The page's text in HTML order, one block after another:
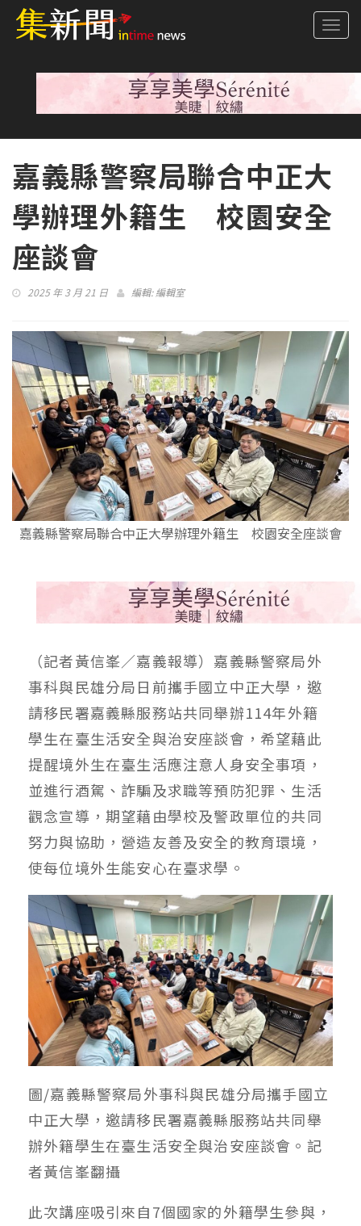
嘉義縣警察局聯合中正大
學辦理外籍生 校園安全
座談會
2025 年 3 月 21 日 編輯:編輯室
嘉義縣警察局聯合中正大學辦理外籍生 校園安全座談會
（記者黃信峯／嘉義報導）嘉義縣警察局外
事科與民雄分局日前攜手國立中正大學，邀
請移民署嘉義縣服務站共同舉辦114年外籍
學生在臺生活安全與治安座談會，希望藉此
提醒境外生在臺生活應注意人身安全事項，
並進行酒駕、詐騙及求職等預防犯罪、生活
觀念宣導，期望藉由學校及警政單位的共同
努力與協助，營造友善及安全的教育環境，
使每位境外生能安心在臺求學。
圖/嘉義縣警察局外事科與民雄分局攜手國立
中正大學，邀請移民署嘉義縣服務站共同舉
辦外籍學生在臺生活安全與治安座談會。記
者黃信峯翻攝
此次講座吸引來自7個國家的外籍學生參與，